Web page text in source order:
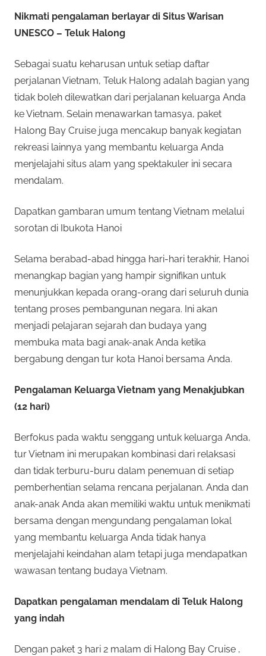
Nikmati pengalaman berlayar di Situs Warisan
UNESCO – Teluk Halong
Sebagai suatu keharusan untuk setiap daftar
perjalanan Vietnam, Teluk Halong adalah bagian yang
tidak boleh dilewatkan dari perjalanan keluarga Anda
ke Vietnam. Selain menawarkan tamasya, paket
Halong Bay Cruise juga mencakup banyak kegiatan
rekreasi lainnya yang membantu keluarga Anda
menjelajahi situs alam yang spektakuler ini secara
mendalam.
Dapatkan gambaran umum tentang Vietnam melalui
sorotan di Ibukota Hanoi
Selama berabad-abad hingga hari-hari terakhir, Hanoi
menangkap bagian yang hampir signifikan untuk
menunjukkan kepada orang-orang dari seluruh dunia
tentang proses pembangunan negara. Ini akan
menjadi pelajaran sejarah dan budaya yang
membuka mata bagi anak-anak Anda ketika
bergabung dengan tur kota Hanoi bersama Anda.
Pengalaman Keluarga Vietnam yang Menakjubkan
(12 hari)
Berfokus pada waktu senggang untuk keluarga Anda,
tur Vietnam ini merupakan kombinasi dari relaksasi
dan tidak terburu-buru dalam penemuan di setiap
pemberhentian selama rencana perjalanan. Anda dan
anak-anak Anda akan memiliki waktu untuk menikmati
bersama dengan mengundang pengalaman lokal
yang membantu keluarga Anda tidak hanya
menjelajahi keindahan alam tetapi juga mendapatkan
wawasan tentang budaya Vietnam.
Dapatkan pengalaman mendalam di Teluk Halong
yang indah
Dengan paket 3 hari 2 malam di Halong Bay Cruise ,